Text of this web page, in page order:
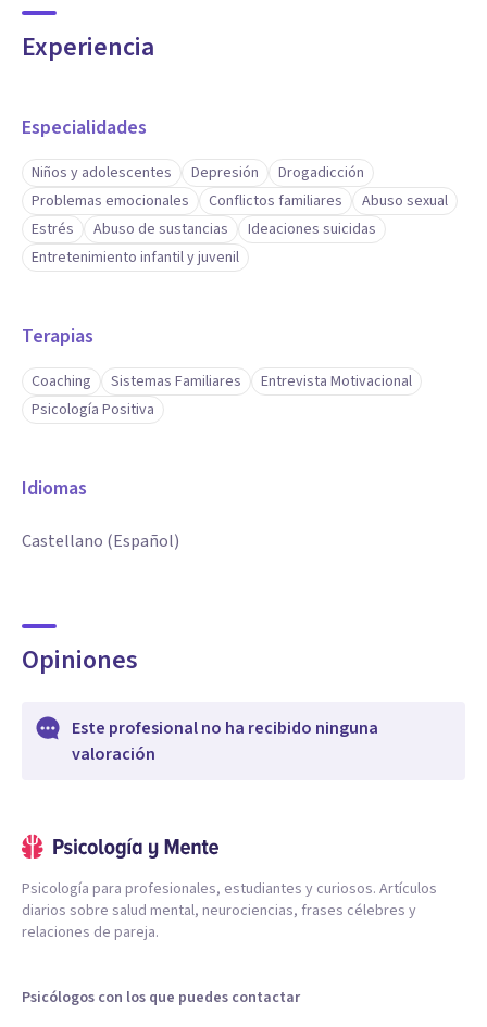
Experiencia
Especialidades
Niños y adolescentes Depresión
Drogadicción
Problemas emocionales
Conflictos familiares
Abuso sexual
Estrés
Abuso de sustancias
Ideaciones suicidas
Entretenimiento infantil y juvenil
Terapias
Coaching Sistemas Familiares
Entrevista Motivacional
Psicología Positiva
Idiomas
Castellano (Español)
Opiniones
Este profesional no ha recibido ninguna
valoración
Psicología para profesionales, estudiantes y curiosos. Artículos
diarios sobre salud mental, neurociencias, frases célebres y
relaciones de pareja.
Psicólogos con los que puedes contactar